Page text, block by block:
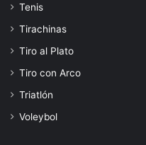
Tenis
Tirachinas
Tiro al Plato
Tiro con Arco
Triatlón
Voleybol